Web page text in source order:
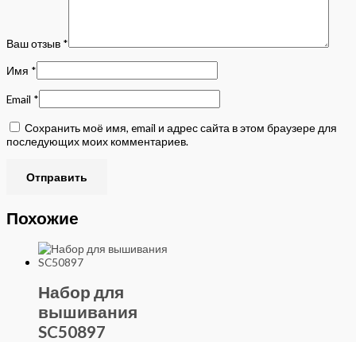
Ваш отзыв *
Имя *
Email *
Сохранить моё имя, email и адрес сайта в этом браузере для
последующих моих комментариев.
Похожие
Набор для
вышивания
SC50897